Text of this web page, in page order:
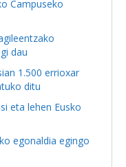
Campuseko
dau
1.500 errioxar
ditu
eta lehen Eusko
egonaldia egingo